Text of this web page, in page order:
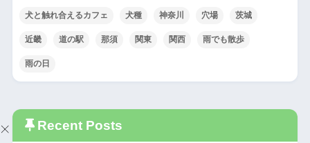
犬と触れ合えるカフェ 犬種 神奈川 穴場 茨城
近畿 道の駅 那須 関東 関西 雨でも散歩
雨の日
Recent Posts